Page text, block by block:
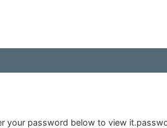
your password below to view